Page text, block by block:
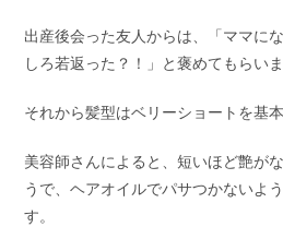
出産後会った友人からは、「ママに
しろ若返った？！」と褒めてもらいま
それから髪型はベリーショートを基
美容師さんによると、短いほど艶が
うで、ヘアオイルでパサつかないよ
す。